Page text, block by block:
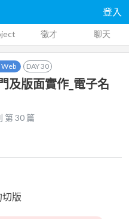
登入
徵才 聊天
DAY30
及版面實作_電子名
第30 篇
版